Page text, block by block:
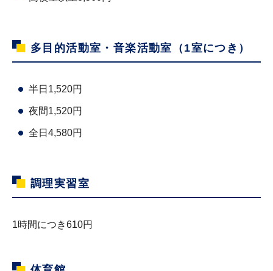
多目的活動室・音楽活動室（1室につき）
半日1,520円
夜間1,520円
全日4,580円
調理実習室
1時間につき610円